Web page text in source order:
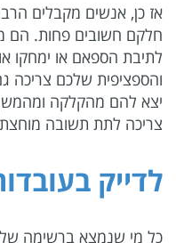
אז כן, אנשים מקבלים
חלקם חשובים פחות. הם
לתיבת הספאם או ימחקו
והספציפית שלכם צריכה
יצא להם מהקלקה
צריכה לתת תשובה
לדייק
כל מי שנמצא ברשימה